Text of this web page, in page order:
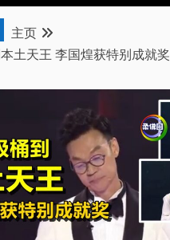
主页
土天王 李国煌获特别成就奖